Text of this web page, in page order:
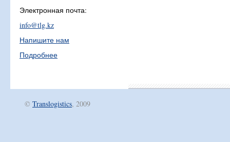
Электронная почта:
info@tlg.kz
Напишите нам
Подробнее
© Translogistics, 2009